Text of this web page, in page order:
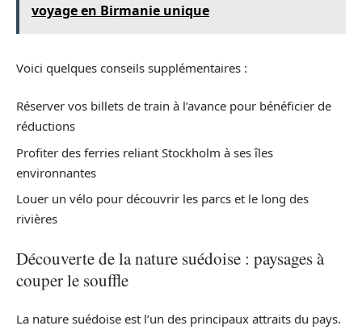
voyage en Birmanie unique
Voici quelques conseils supplémentaires :
Réserver vos billets de train à l’avance pour bénéficier de
réductions
Profiter des ferries reliant Stockholm à ses îles
environnantes
Louer un vélo pour découvrir les parcs et le long des
rivières
Découverte de la nature suédoise : paysages à
couper le souffle
La nature suédoise est l’un des principaux attraits du pays.